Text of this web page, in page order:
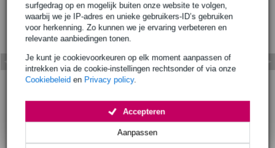
surfgedrag op en mogelijk buiten onze website te volgen,
waarbij we je IP-adres en unieke gebruikers-ID’s gebruiken
voor herkenning. Zo kunnen we je ervaring verbeteren en
relevante aanbiedingen tonen.
Je kunt je cookievoorkeuren op elk moment aanpassen of
intrekken via de cookie-instellingen rechtsonder of via onze
Cookiebeleid en Privacy policy.
Aanpassen
Accepteren